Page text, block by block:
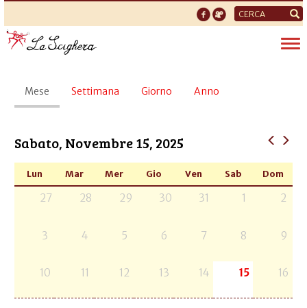
Form
di
ricerca
Schede
primarie
Mese (scheda
attiva)
Settimana Giorno Anno
Sabato, Novembre 15, 2025
Lun Mar Mer Gio Ven Sab Dom
27 28 29 30 31 1 2
3 4 5 6 7 8 9
10 11 12 13 14 15 16